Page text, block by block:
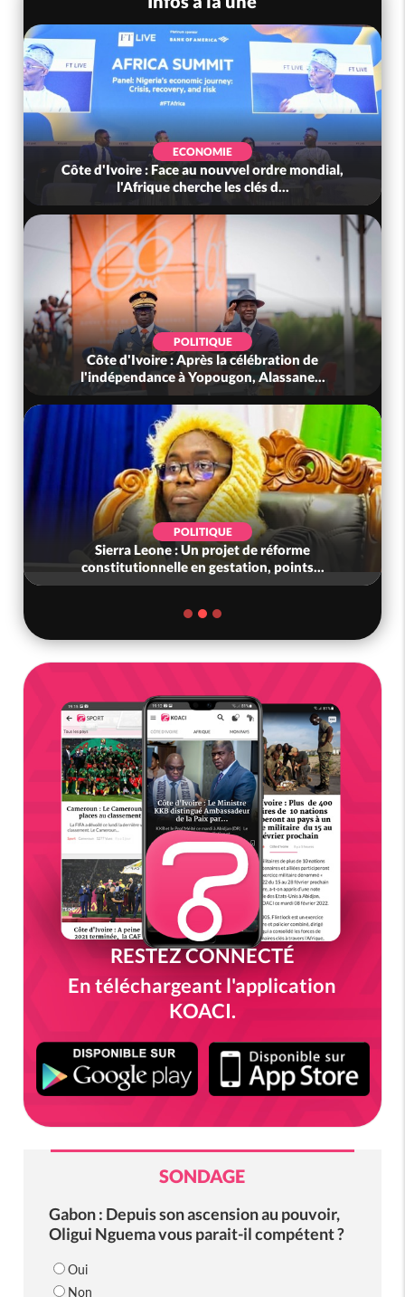
ECONOMIE
Côte d'Ivoire : Face au nouvvel ordre mondial,
l'Afrique cherche les clés d...
POLITIQUE
Côte d'Ivoire : Après la célébration de
l'indépendance à Yopougon, Alassane...
POLITIQUE
Sierra Leone : Un projet de réforme
constitutionnelle en gestation, points...
RESTEZ CONNECTÉ
En téléchargeant l'application
KOACI.
SONDAGE
Gabon : Depuis son ascension au pouvoir,
Oligui Nguema vous parait-il compétent ?
Oui
Non